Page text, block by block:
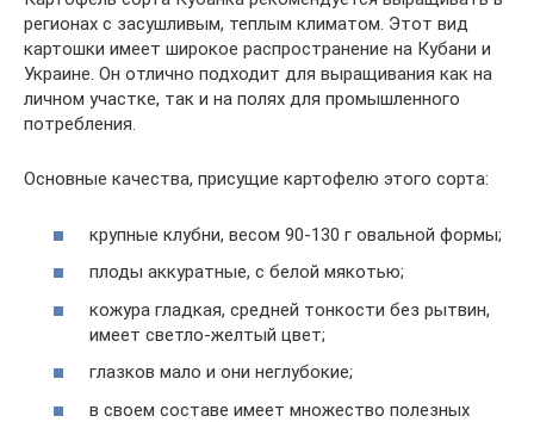
регионах с засушливым, теплым климатом. Этот вид
картошки имеет широкое распространение на Кубани и
Украине. Он отлично подходит для выращивания как на
личном участке, так и на полях для промышленного
потребления.
Основные качества, присущие картофелю этого сорта:
крупные клубни, весом 90-130 г овальной формы;
плоды аккуратные, с белой мякотью;
кожура гладкая, средней тонкости без рытвин,
имеет светло-желтый цвет;
глазков мало и они неглубокие;
в своем составе имеет множество полезных